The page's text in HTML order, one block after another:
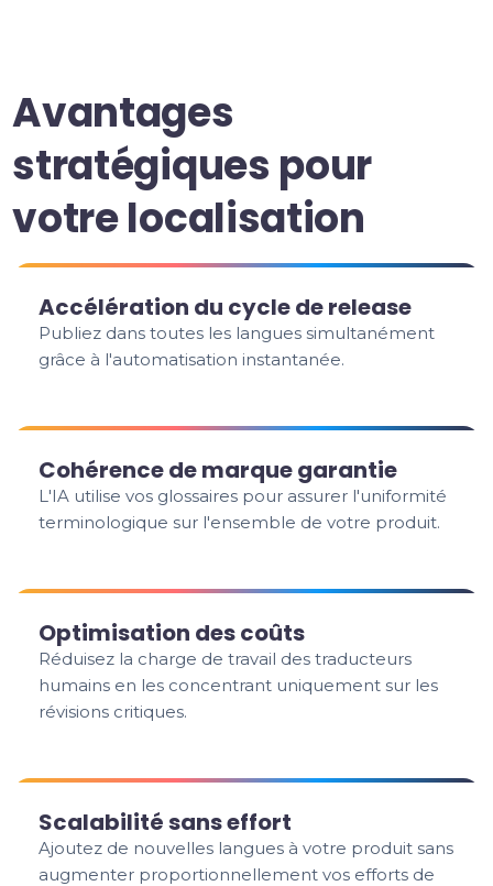
Avantages
stratégiques pour
votre localisation
Accélération du cycle de release
Publiez dans toutes les langues simultanément
grâce à l'automatisation instantanée.
Cohérence de marque garantie
L'IA utilise vos glossaires pour assurer l'uniformité
terminologique sur l'ensemble de votre produit.
Optimisation des coûts
Réduisez la charge de travail des traducteurs
humains en les concentrant uniquement sur les
révisions critiques.
Scalabilité sans effort
Ajoutez de nouvelles langues à votre produit sans
augmenter proportionnellement vos efforts de